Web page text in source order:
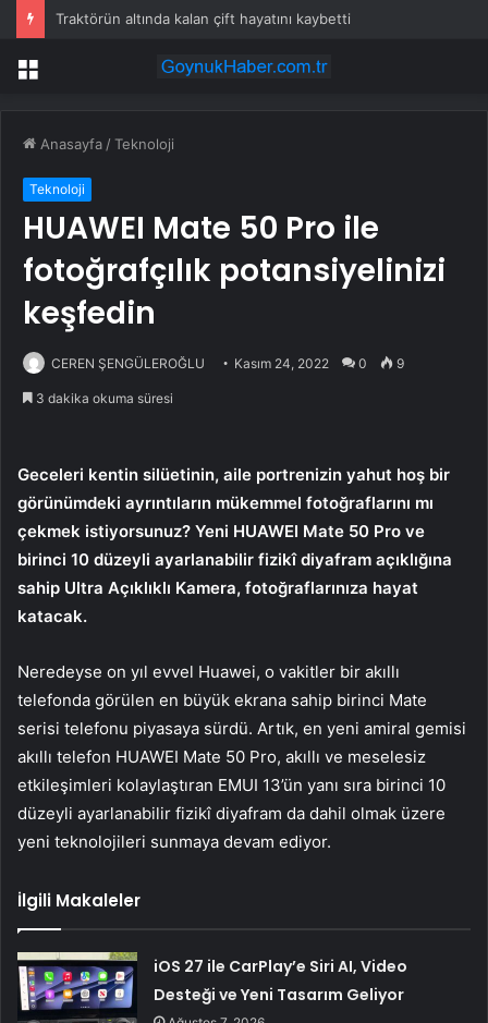
Traktörün altında kalan çift hayatını kaybetti
Menü
Anasayfa /Teknoloji
Teknoloji
HUAWEI Mate 50 Pro ile
fotoğrafçılık potansiyelinizi
keşfedin
CEREN ŞENGÜLEROĞLU Kasım 24, 2022 0 9
3 dakika okuma süresi
Geceleri kentin silüetinin, aile portrenizin yahut hoş bir
görünümdeki ayrıntıların mükemmel fotoğraflarını mı
çekmek istiyorsunuz? Yeni HUAWEI Mate 50 Pro ve
birinci 10 düzeyli ayarlanabilir fizikî diyafram açıklığına
sahip Ultra Açıklıklı Kamera, fotoğraflarınıza hayat
katacak.
Neredeyse on yıl evvel Huawei, o vakitler bir akıllı
telefonda görülen en büyük ekrana sahip birinci Mate
serisi telefonu piyasaya sürdü. Artık, en yeni amiral gemisi
akıllı telefon HUAWEI Mate 50 Pro, akıllı ve meselesiz
etkileşimleri kolaylaştıran EMUI 13’ün yanı sıra birinci 10
düzeyli ayarlanabilir fizikî diyafram da dahil olmak üzere
yeni teknolojileri sunmaya devam ediyor.
İlgili Makaleler
iOS 27 ile CarPlay’e Siri AI, Video
Desteği ve Yeni Tasarım Geliyor